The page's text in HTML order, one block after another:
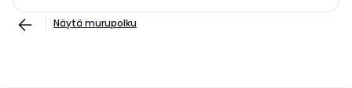
Näytä murupolku